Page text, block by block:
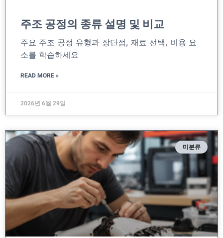
주조 공정의 종류 설명 및 비교
주요 주조 공정 유형과 장단점, 재료 선택, 비용 요
소를 학습하세요
READ MORE »
2026년 6월 29일
미분류